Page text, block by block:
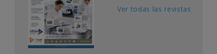
Ver todas las revistas